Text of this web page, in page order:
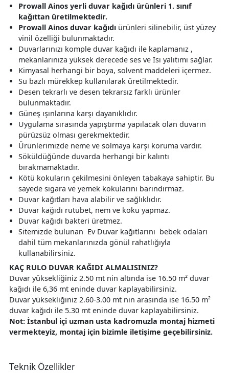
Prowall Ainos yerli duvar kağıdı ürünleri 1. sınıf
kağıttan üretilmektedir.
Prowall Ainos duvar kağıdı ürünleri silinebilir, üst yüzey
vinil özelliği bulunmaktadır.
Duvarlarınızı komple duvar kağıdı ile kaplamanız ,
mekanlarınıza yüksek derecede ses ve Isı yalıtımı sağlar.
Kimyasal herhangi bir boya, solvent maddeleri içermez.
Su bazlı mürekkep kullanılarak üretilmektedir.
Desen tekrarlı ve desen tekrarsız farklı ürünler
bulunmaktadır.
Güneş ışınlarına karşı dayanıklıdır.
Uygulama sırasında yapıştırma yapılacak olan duvarın
pürüzsüz olması gerekmektedir.
Ürünlerimizde neme ve solmaya karşı koruma vardır.
Söküldüğünde duvarda herhangi bir kalıntı
bırakmamaktadır.
Kötü kokuların çekilmesini önleyen tabakaya sahiptir. Bu
sayede sigara ve yemek kokularını barındırmaz.
Duvar kağıtları hava alabilir ve sağlıklıdır.
Duvar kağıdı rutubet, nem ve koku yapmaz.
Duvar kağıdı bakteri üretmez.
Sitemizde bulunan Ev Duvar kağıtlarını bebek odaları
dahil tüm mekanlarınızda gönül rahatlığıyla
kullanabilirsiniz.
KAÇ RULO DUVAR KAĞIDI ALMALISINIZ?
Duvar yüksekliğiniz 2.50 mt nin altında ise 16.50 m² duvar
kağıdı ile 6,36 mt eninde duvar kaplayabilirsiniz.
Duvar yüksekliğiniz 2.60-3.00 mt nin arasında ise 16.50 m²
duvar kağıdı ile 5.30 mt eninde duvar kaplayabilirsiniz.
Not: İstanbul içi uzman usta kadromuzla montaj hizmeti
vermekteyiz, montaj için bizimle iletişime geçebilirsiniz.
Teknik Özellikler